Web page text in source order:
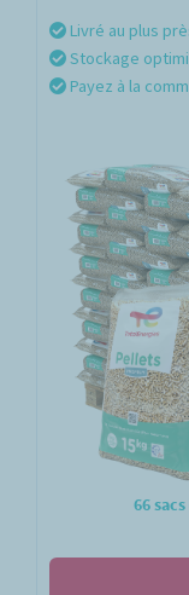
66
Livré au plus
Stockage
Payez à la